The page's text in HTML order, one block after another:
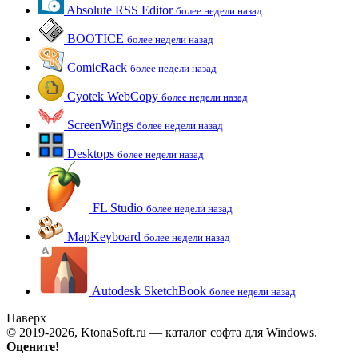
Absolute RSS Editor более недели назад
BOOTICE более недели назад
ComicRack более недели назад
Cyotek WebCopy более недели назад
ScreenWings более недели назад
Desktops более недели назад
FL Studio более недели назад
MapKeyboard более недели назад
Autodesk SketchBook более недели назад
Наверх
© 2019-2026, KtonaSoft.ru — каталог софта для Windows.
Оцените!